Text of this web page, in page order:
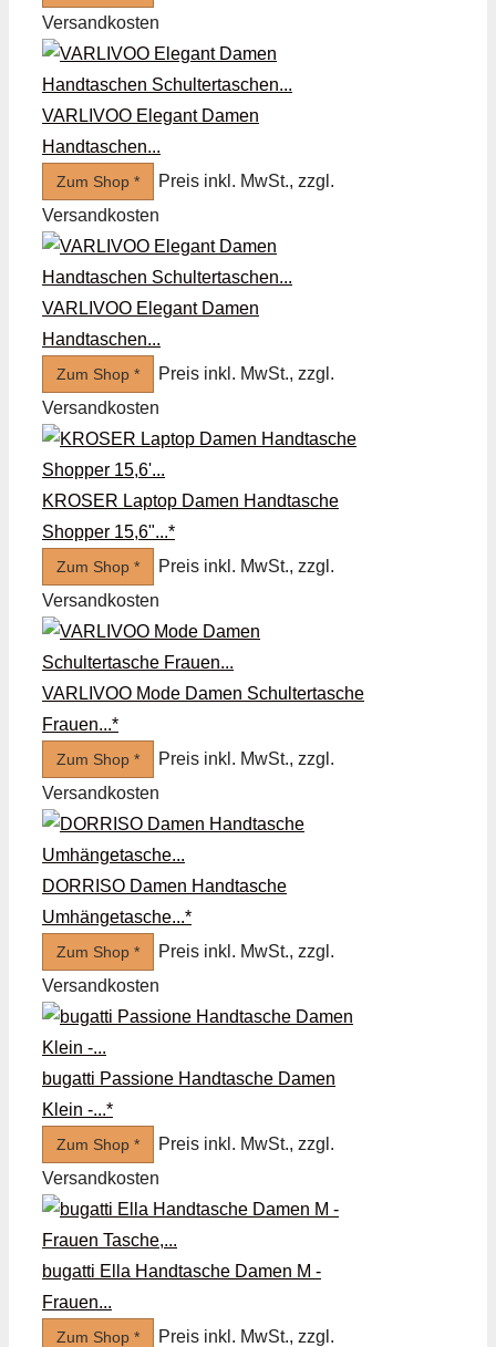
Versandkosten
VARLIVOO Elegant Damen
Handtaschen...
Zum Shop *
Preis inkl. MwSt., zzgl.
Versandkosten
VARLIVOO Elegant Damen
Handtaschen...
Zum Shop *
Preis inkl. MwSt., zzgl.
Versandkosten
KROSER Laptop Damen Handtasche
Shopper 15,6"...*
Zum Shop *
Preis inkl. MwSt., zzgl.
Versandkosten
VARLIVOO Mode Damen Schultertasche
Frauen...*
Zum Shop *
Preis inkl. MwSt., zzgl.
Versandkosten
DORRISO Damen Handtasche
Umhängetasche...*
Zum Shop *
Preis inkl. MwSt., zzgl.
Versandkosten
bugatti Passione Handtasche Damen
Klein -...*
Zum Shop *
Preis inkl. MwSt., zzgl.
Versandkosten
bugatti Ella Handtasche Damen M -
Frauen...
Zum Shop * Preis inkl. MwSt., zzgl.